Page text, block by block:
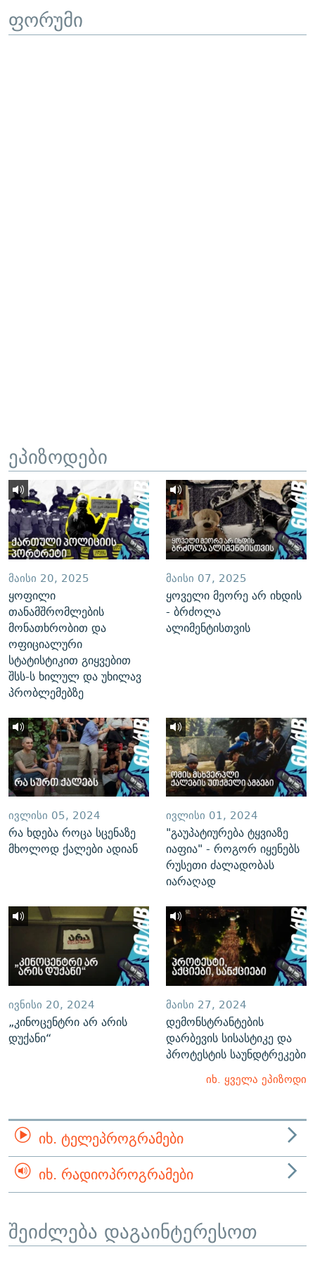
ფორუმი
ეპიზოდები
ᲛᲐᲘᲡᲘ 20, 2025
ყოფილი
თანამშრომლების
მონათხრობით და
ოფიციალური
სტატისტიკით გიყვებით
შსს-ს ხილულ და უხილავ
პრობლემებზე
ᲛᲐᲘᲡᲘ 07, 2025
ყოველი მეორე არ იხდის
- ბრძოლა
ალიმენტისთვის
ᲘᲕᲚᲘᲡᲘ 05, 2024
რა ხდება როცა სცენაზე
მხოლოდ ქალები ადიან
ᲘᲕᲚᲘᲡᲘ 01, 2024
"გაუპატიურება ტყვიაზე
იაფია" - როგორ იყენებს
რუსეთი ძალადობას
იარაღად
ᲘᲕᲜᲘᲡᲘ 20, 2024
„კინოცენტრი არ არის
დუქანი“
ᲛᲐᲘᲡᲘ 27, 2024
დემონსტრანტების
დარბევის სისასტიკე და
პროტესტის საუნდტრეკები
იხ. ყველა ეპიზოდი
ᲘᲮ. ᲢᲔᲚᲔᲞᲠᲝᲒᲠᲐᲛᲔᲑᲘ
ᲘᲮ. ᲠᲐᲓᲘᲝᲞᲠᲝᲒᲠᲐᲛᲔᲑᲘ
შეიძლება დაგაინტერესოთ